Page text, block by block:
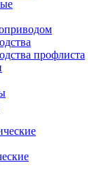
профлиста